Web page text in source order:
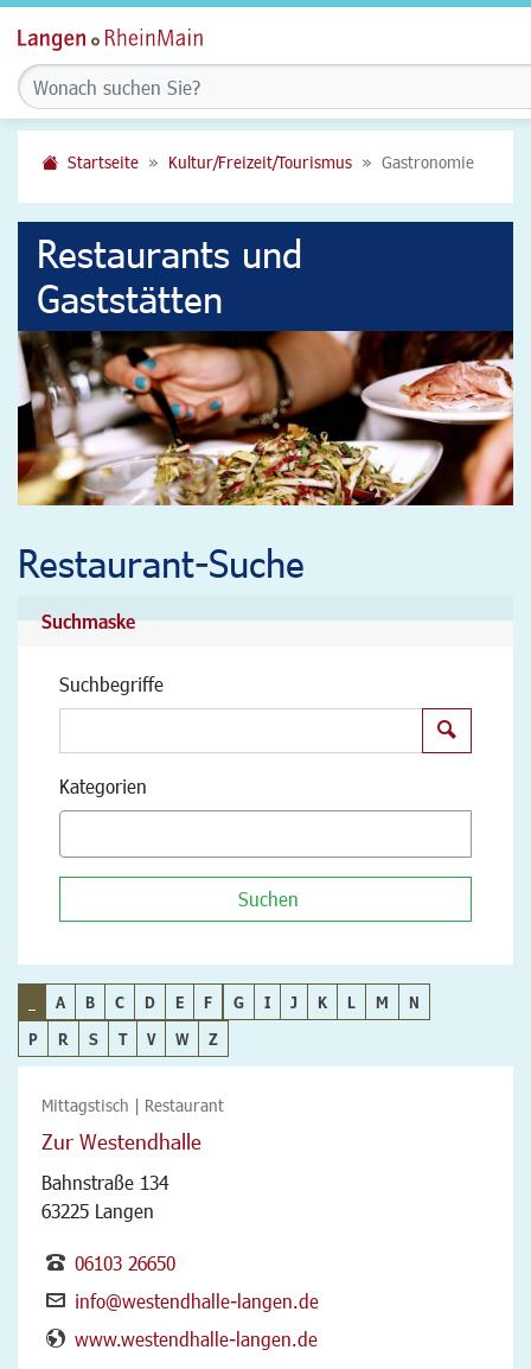
Startseite Kultur/Freizeit/Tourismus Gastronomie
Restaurants und
Gaststätten
Restaurant-Suche
Suchmaske
Suchbegriffe
Kategorien
Suchen
A B C D E F G I J K L M
N
P
R S T V W Z
Mittagstisch | Restaurant
Zur Westendhalle
Bahnstraße 134
63225 Langen
06103 26650
info@westendhalle-langen.de
www.westendhalle-langen.de